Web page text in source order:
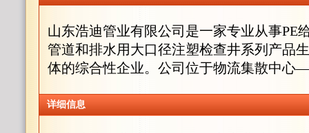
山东浩迪管业有限公司是一家专业从事PE
管道和排水用大口径注塑检查井系列产品
体的综合性企业。公司位于物流集散中心
详细信息